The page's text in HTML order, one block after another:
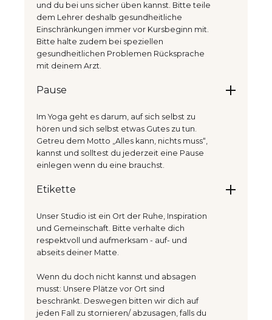
und du bei uns sicher üben kannst. Bitte teile
dem Lehrer deshalb gesundheitliche
Einschränkungen immer vor Kursbeginn mit.
Bitte halte zudem bei speziellen
gesundheitlichen Problemen Rücksprache
mit deinem Arzt.
Pause
Im Yoga geht es darum, auf sich selbst zu
hören und sich selbst etwas Gutes zu tun.
Getreu dem Motto „Alles kann, nichts muss“,
kannst und solltest du jederzeit eine Pause
einlegen wenn du eine brauchst.
Etikette
Unser Studio ist ein Ort der Ruhe, Inspiration
und Gemeinschaft. Bitte verhalte dich
respektvoll und aufmerksam - auf- und
abseits deiner Matte.
Wenn du doch nicht kannst und absagen
musst: Unsere Plätze vor Ort sind
beschränkt. Deswegen bitten wir dich auf
jeden Fall zu stornieren/ abzusagen, falls du